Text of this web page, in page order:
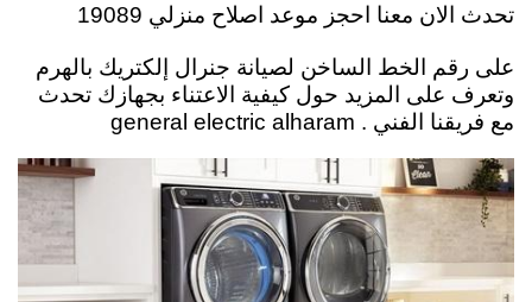
تحدث الان معنا احجز موعد اصلاح منزلي 19089
على رقم الخط الساخن لصيانة جنرال إلكتريك بالهرم
وتعرف على المزيد حول كيفية الاعتناء بجهازك تحدث
مع فريقنا الفني . general electric alharam